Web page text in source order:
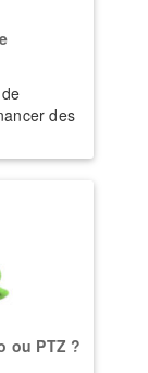
des
ou PTZ ?